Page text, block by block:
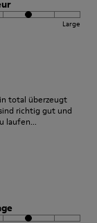
Large
total überzeugt
richtig gut und
laufen...